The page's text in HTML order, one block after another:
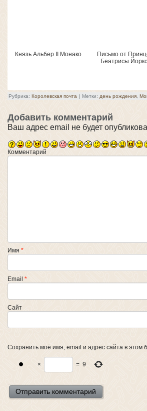
Князь Альбер II Монако
Письмо от
Беатрисы
Рубрика: Королевская почта | Метки: день рождения
Добавить комментарий
Ваш адрес email не будет
Комментарий
Имя *
Email *
Сайт
Сохранить моё имя, email и адрес сайта в
× = 9